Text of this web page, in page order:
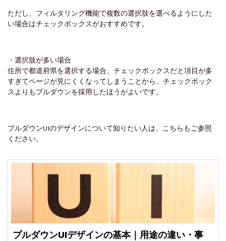
ただし、フィルタリング機能で複数の選択肢を選べるようにした
い場合はチェックボックスがおすすめです。
・選択肢が多い場合
住所で都道府県を選択する場合、チェックボックスだと項目が多
すぎてページが見にくくなってしまうことから、チェックボック
スよりもプルダウンを採用したほうがよいです。
プルダウンUIのデザインについて知りたい人は、こちらもご参照
ください。
プルダウンUIデザインの基本｜用途の違い・事